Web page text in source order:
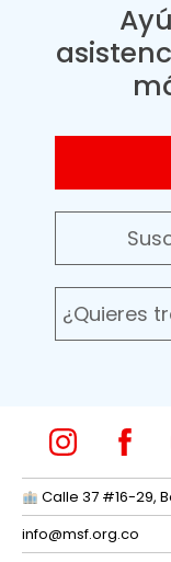
¿Quieres
Calle 37 #16-29,
info@msf.org.co